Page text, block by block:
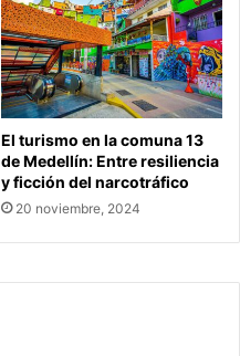
El turismo en la comuna 13
de Medellín: Entre resiliencia
y ficción del narcotráfico
20 noviembre, 2024